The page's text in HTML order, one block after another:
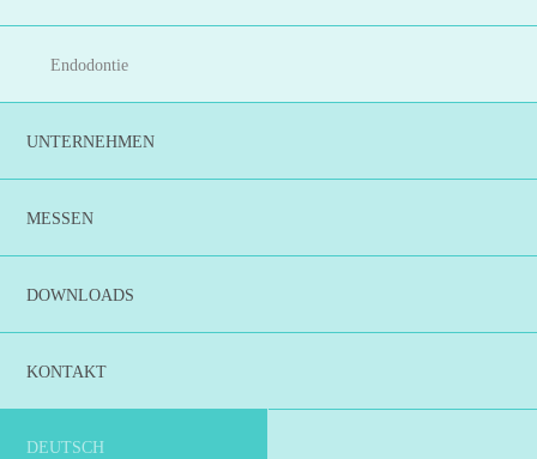
Endodontie
UNTERNEHMEN
MESSEN
DOWNLOADS
KONTAKT
DEUTSCH